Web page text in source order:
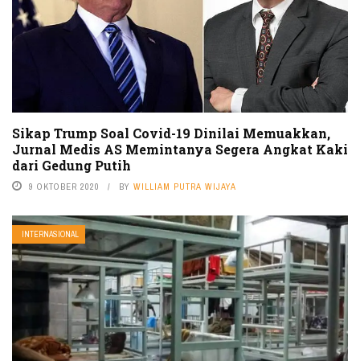
Sikap Trump Soal Covid-19 Dinilai Memuakkan,
Jurnal Medis AS Memintanya Segera Angkat Kaki
dari Gedung Putih
9 OKTOBER 2020 BY WILLIAM PUTRA WIJAYA
INTERNASIONAL